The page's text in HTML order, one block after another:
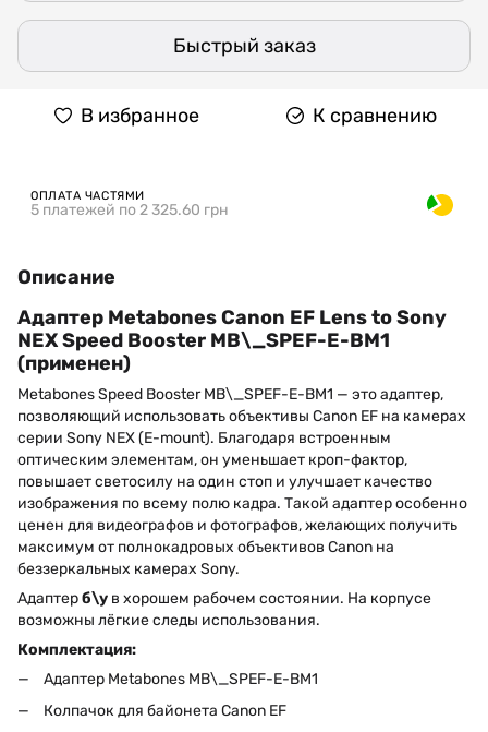
Быстрый заказ
В избранное К сравнению
ОПЛАТА ЧАСТЯМИ
5 платежей по 2 325.60 грн
Описание
Адаптер Metabones Canon EF Lens to Sony
NEX Speed ​​Booster MB\_SPEF-E-BM1
(применен)
Metabones Speed ​​Booster MB\_SPEF-E-BM1 — это адаптер,
позволяющий использовать объективы Canon EF на камерах
серии Sony NEX (E-mount). Благодаря встроенным
оптическим элементам, он уменьшает кроп-фактор,
повышает светосилу на один стоп и улучшает качество
изображения по всему полю кадра. Такой адаптер особенно
ценен для видеографов и фотографов, желающих получить
максимум от полнокадровых объективов Canon на
беззеркальных камерах Sony.
Адаптерб\у в хорошем рабочем состоянии. На корпусе
возможны лёгкие следы использования.
Комплектация:
Адаптер Metabones MB\_SPEF-E-BM1
Колпачок для байонета Canon EF